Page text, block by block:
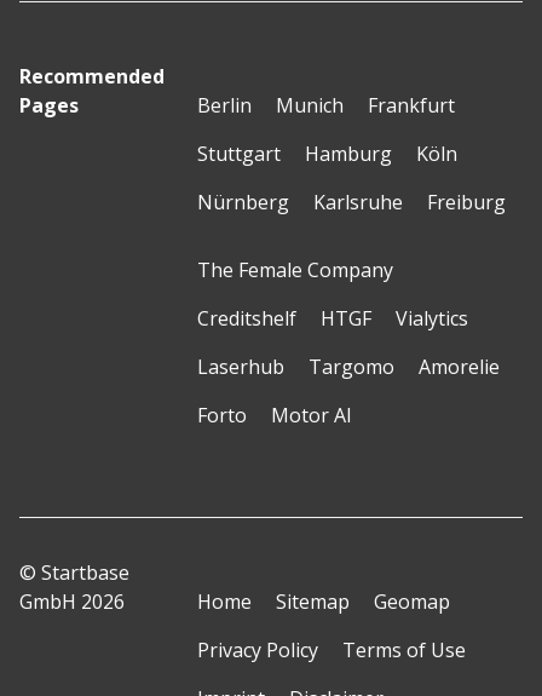
Recommended
Pages
Berlin Munich
Frankfurt
Stuttgart
Hamburg
Köln
Nürnberg
Karlsruhe Freiburg
The Female Company
Creditshelf
HTGF
Vialytics
Laserhub
Targomo
Amorelie
Forto
Motor AI
© Startbase
GmbH 2026
Home Sitemap
Geomap
Privacy Policy
Terms of Use